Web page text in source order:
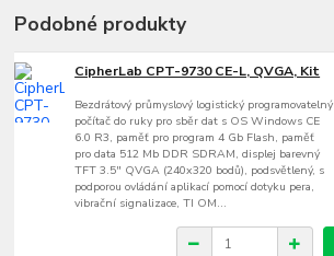
Podobné produkty
CipherLab CPT-9730 CE-L, QVGA, Kit
Bezdrátový průmyslový logistický programovatelný
počítač do ruky pro sběr dat s OS Windows CE
6.0 R3, paměť pro program 4 Gb Flash, paměť
pro data 512 Mb DDR SDRAM, displej barevný
TFT 3.5" QVGA (240x320 bodů), podsvětlený, s
podporou ovládání aplikací pomocí dotyku pera,
vibrační signalizace, TI OM...